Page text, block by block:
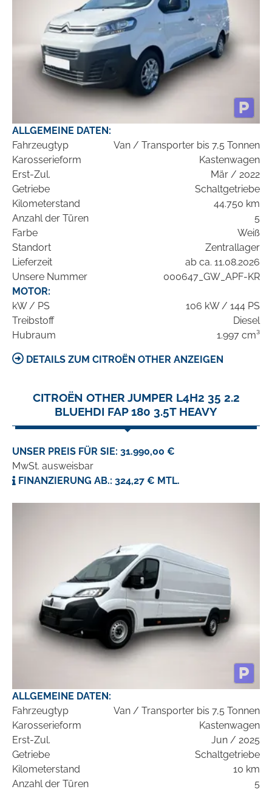
ALLGEMEINE DATEN:
Fahrzeugtyp
Van / Transporter bis 7,5 Tonnen
Karosserieform
Kastenwagen
Erst-Zul.
Mär / 2022
Getriebe
Schaltgetriebe
Kilometerstand
44.750 km
Anzahl der Türen
5
Farbe
Weiß
Standort
Zentrallager
Lieferzeit
ab ca. 11.08.2026
Unsere Nummer
000647_GW_APF-KR
MOTOR:
kW / PS
106 kW / 144 PS
Treibstoff
Diesel
Hubraum
1.997 cm³
DETAILS ZUM CITROËN OTHER ANZEIGEN
CITROËN OTHER JUMPER L4H2 35 2.2
BLUEHDI FAP 180 3.5T HEAVY
UNSER PREIS FÜR SIE: 31.990,00 €
MwSt. ausweisbar
FINANZIERUNG AB.: 324,27 € MTL.
ALLGEMEINE DATEN:
Fahrzeugtyp
Van / Transporter bis 7,5 Tonnen
Karosserieform
Kastenwagen
Erst-Zul.
Jun / 2025
Getriebe
Schaltgetriebe
Kilometerstand
10 km
Anzahl der Türen
5